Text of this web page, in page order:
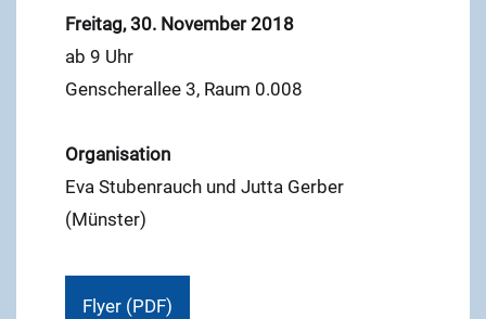
Freitag, 30. November 2018
ab 9 Uhr
Genscherallee 3, Raum 0.008
Organisation
Eva Stubenrauch und Jutta Gerber
(Münster)
Flyer (PDF)